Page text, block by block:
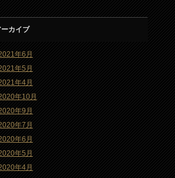
カイブ
年6月
年5月
年4月
年10月
年9月
年7月
年6月
年5月
年4月